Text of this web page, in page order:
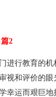
2
行教育的机
视和评价的
幸运而艰巨